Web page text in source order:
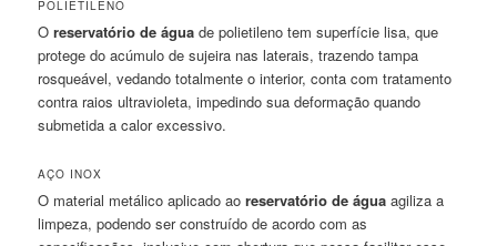
POLIETILENO
Oreservatório de água de polietileno tem superfície lisa, que
protege do acúmulo de sujeira nas laterais, trazendo tampa
rosqueável, vedando totalmente o interior, conta com tratamento
contra raios ultravioleta, impedindo sua deformação quando
submetida a calor excessivo.
AÇO INOX
O material metálico aplicado aoreservatório de água agiliza a
limpeza, podendo ser construído de acordo com as